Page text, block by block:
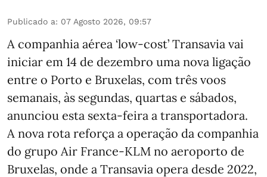
Publicado a: 07 Agosto 2026, 09:57
A companhia aérea ‘low-cost’ Transavia vai
iniciar em 14 de dezembro uma nova ligação
entre o Porto e Bruxelas, com três voos
semanais, às segundas, quartas e sábados,
anunciou esta sexta-feira a transportadora.
A nova rota reforça a operação da companhia
do grupo Air France-KLM no aeroporto de
Bruxelas, onde a Transavia opera desde 2022,